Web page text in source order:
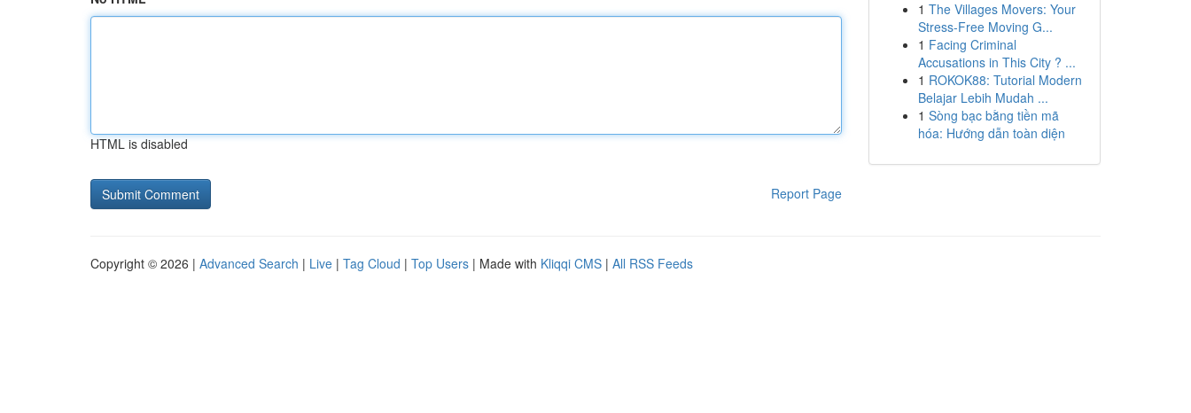
HTML is disabled
Report Page
1 The Villages Movers: Your
Stress-Free Moving G...
1 Facing Criminal
Accusations in This City ? ...
1 ROKOK88: Tutorial Modern
Belajar Lebih Mudah ...
1 Sòng bạc bằng tiền mã
hóa: Hướng dẫn toàn diện
Copyright © 2026 | Advanced Search | Live | Tag Cloud | Top Users | Made with Kliqqi CMS | All RSS Feeds